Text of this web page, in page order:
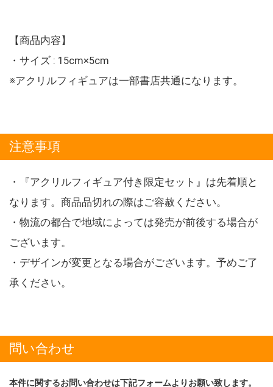
【商品内容】
・サイズ : 15cm×5cm
※アクリルフィギュアは一部書店共通になります。
注意事項
・『アクリルフィギュア付き限定セット』は先着順と
なります。商品品切れの際はご容赦ください。
・物流の都合で地域によっては発売が前後する場合が
ございます。
・デザインが変更となる場合がございます。予めご了
承ください。
問い合わせ
本件に関するお問い合わせは下記フォームよりお願い致します。